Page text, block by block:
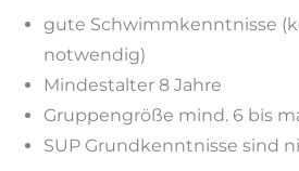
gute Schwimmkenntnisse
notwendig)
Mindestalter 8 Jahre
Gruppengröße mind. 6 bis
SUP Grundkenntnisse sind